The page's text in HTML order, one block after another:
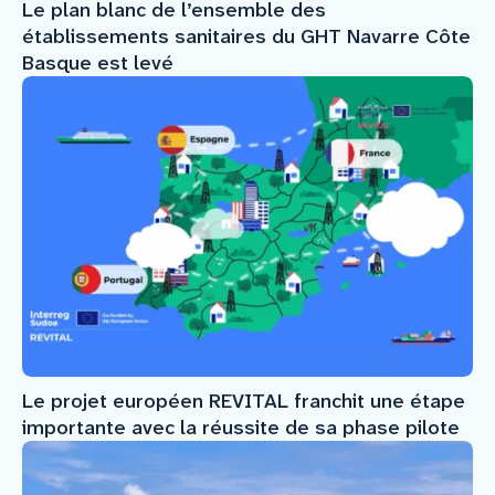
Le plan blanc de l’ensemble des
établissements sanitaires du GHT Navarre Côte
Basque est levé
Le projet européen REVITAL franchit une étape
importante avec la réussite de sa phase pilote